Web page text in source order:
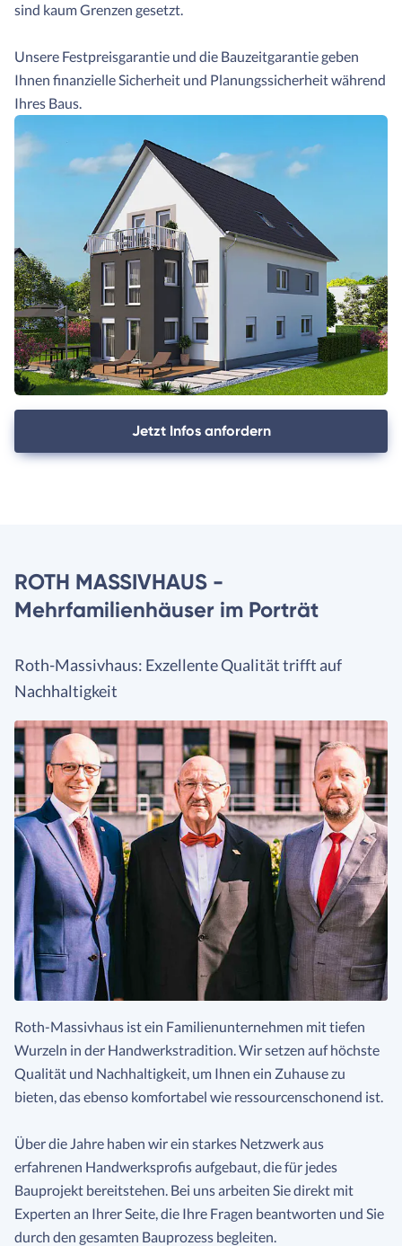
sind kaum Grenzen gesetzt.
Unsere Festpreisgarantie und die Bauzeitgarantie geben
Ihnen finanzielle Sicherheit und Planungssicherheit während
Ihres Baus.
Jetzt Infos anfordern
ROTH MASSIVHAUS -
Mehrfamilienhäuser im Porträt
Roth-Massivhaus: Exzellente Qualität trifft auf
Nachhaltigkeit
Roth-Massivhaus ist ein Familienunternehmen mit tiefen
Wurzeln in der Handwerkstradition. Wir setzen auf höchste
Qualität und Nachhaltigkeit, um Ihnen ein Zuhause zu
bieten, das ebenso komfortabel wie ressourcenschonend ist.
Über die Jahre haben wir ein starkes Netzwerk aus
erfahrenen Handwerksprofis aufgebaut, die für jedes
Bauprojekt bereitstehen. Bei uns arbeiten Sie direkt mit
Experten an Ihrer Seite, die Ihre Fragen beantworten und Sie
durch den gesamten Bauprozess begleiten.